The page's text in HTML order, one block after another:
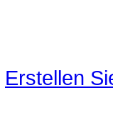
Erstellen